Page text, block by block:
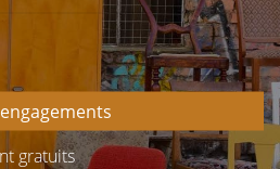
gratuits